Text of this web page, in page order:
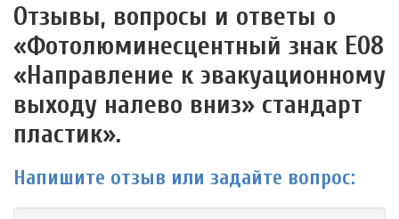
Отзывы, вопросы и ответы о
«Фотолюминесцентный знак Е08
«Направление к эвакуационному
выходу налево вниз» стандарт
пластик».
Напишите отзыв или задайте вопрос: